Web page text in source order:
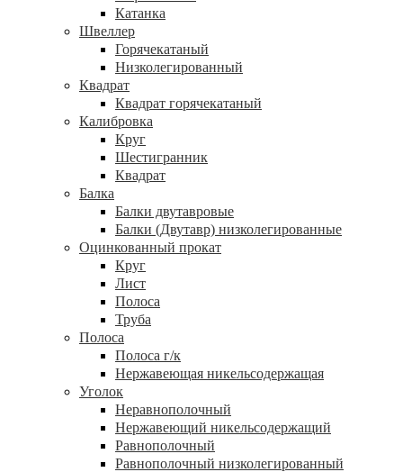
Катанка
Швеллер
Горячекатаный
Низколегированный
Квадрат
Квадрат горячекатаный
Калибровка
Круг
Шестигранник
Квадрат
Балка
Балки двутавровые
Балки (Двутавр) низколегированные
Оцинкованный прокат
Круг
Лист
Полоса
Труба
Полоса
Полоса г/к
Нержавеющая никельсодержащая
Уголок
Неравнополочный
Нержавеющий никельсодержащий
Равнополочный
Равнополочный низколегированный